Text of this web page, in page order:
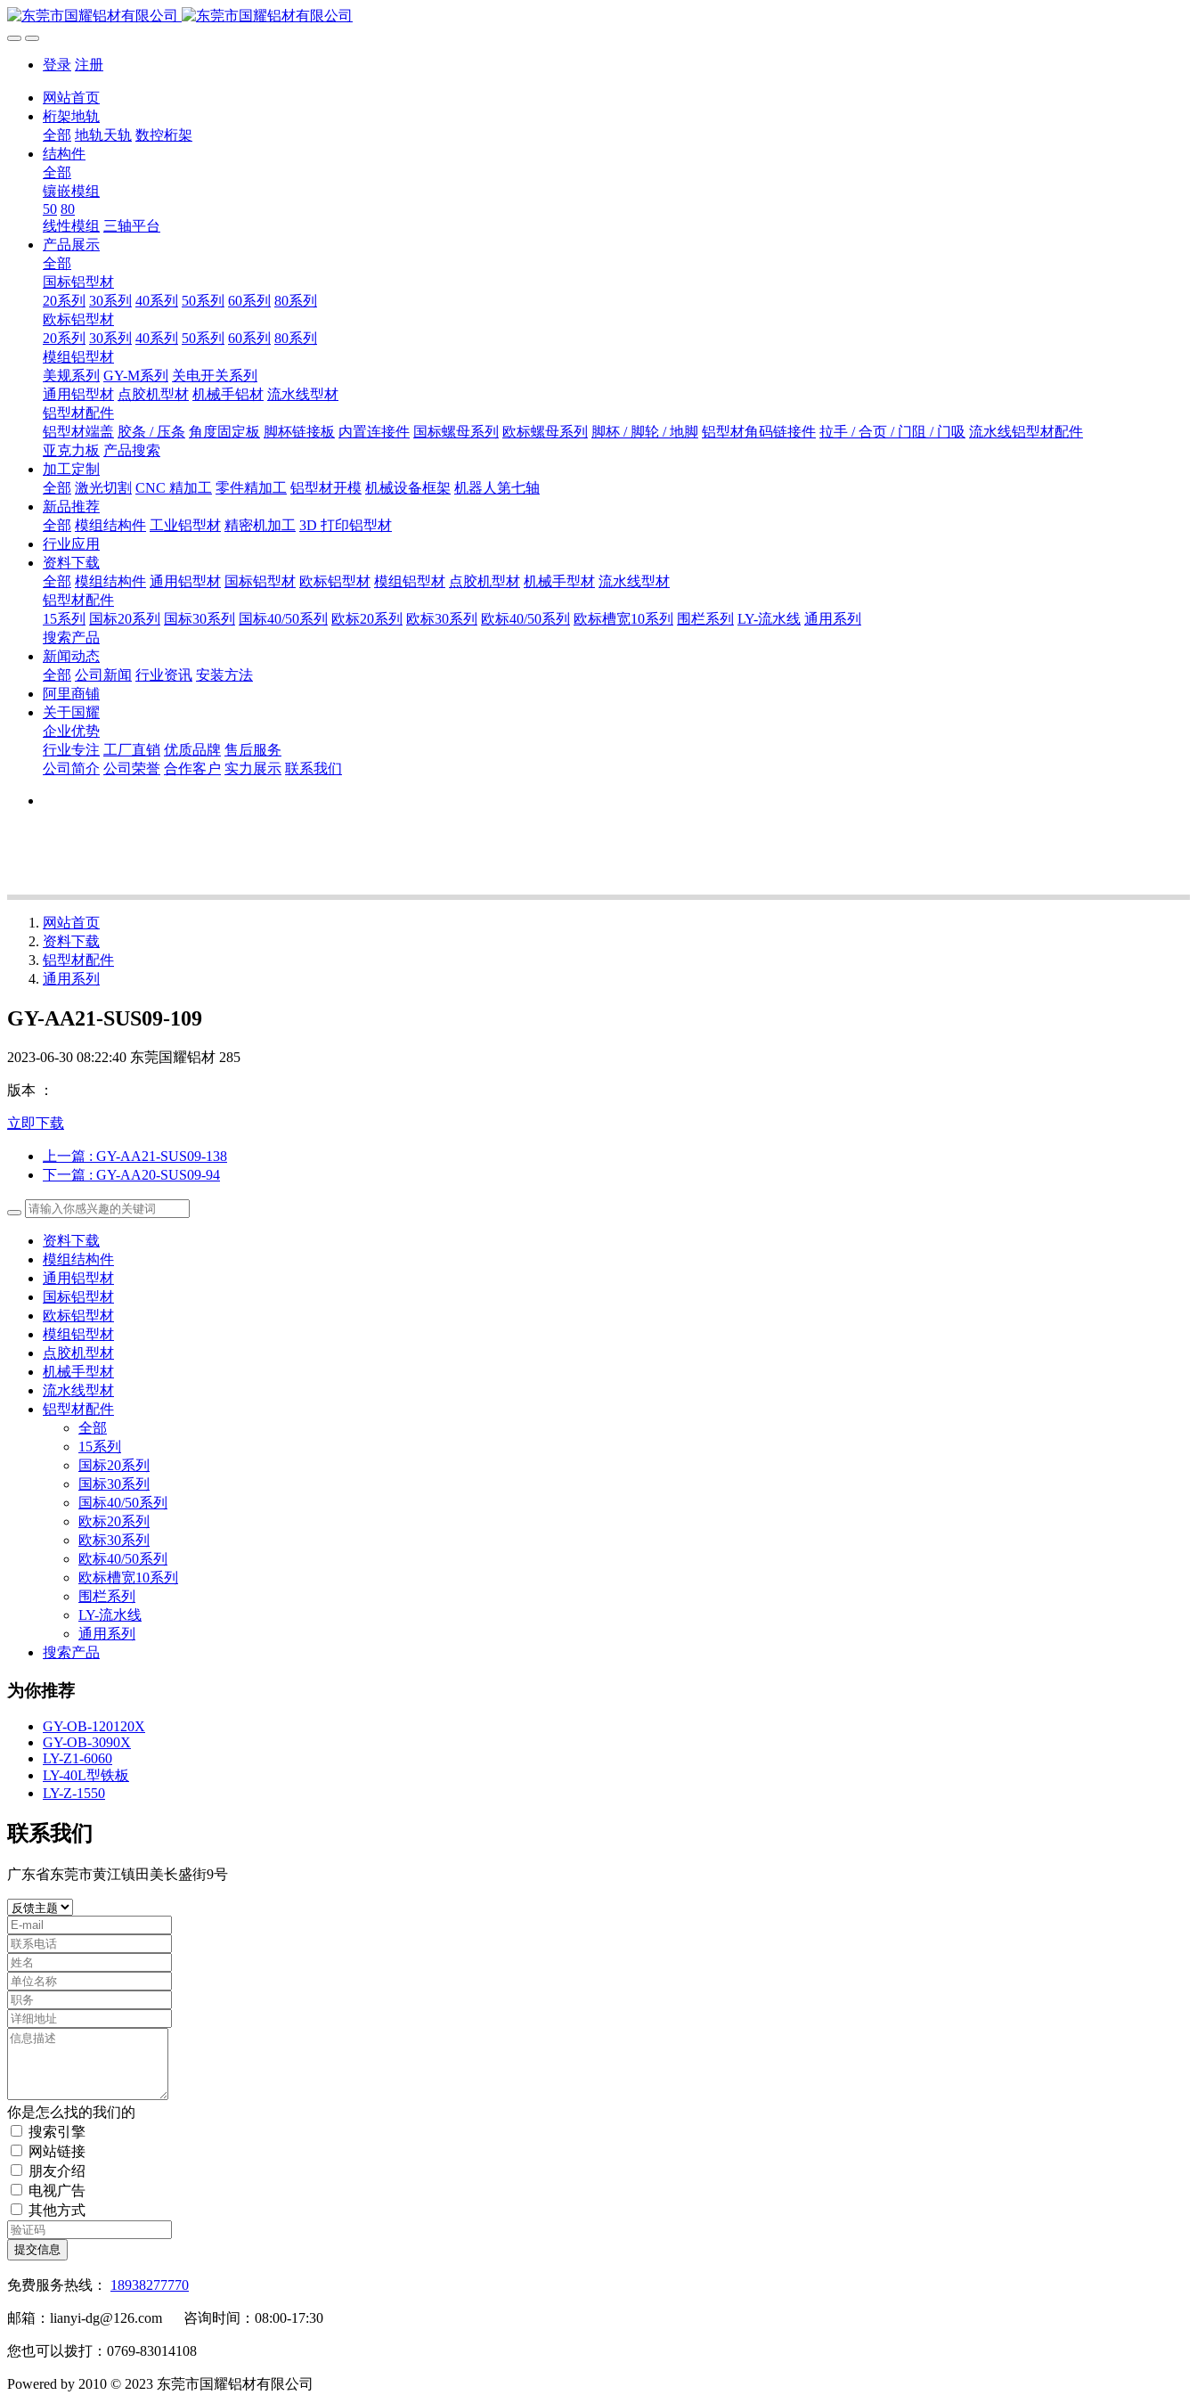
登录 注册
网站首页
桁架地轨
全部 地轨天轨 数控桁架
结构件
全部
镶嵌模组
50 80
线性模组 三轴平台
产品展示
全部
国标铝型材
20系列 30系列 40系列 50系列 60系列 80系列
欧标铝型材
20系列 30系列 40系列 50系列 60系列 80系列
模组铝型材
美规系列 GY-M系列 关电开关系列
通用铝型材 点胶机型材 机械手铝材 流水线型材
铝型材配件
铝型材端盖 胶条 / 压条 角度固定板 脚杯链接板 内置连接件 国标螺母系列 欧标螺母系列 脚杯 / 脚轮 / 地脚 铝型材角码链接件 拉手 / 合页 / 门阻 / 门吸 流水线铝型材配件
亚克力板 产品搜索
加工定制
全部 激光切割 CNC 精加工 零件精加工 铝型材开模 机械设备框架 机器人第七轴
新品推荐
全部 模组结构件 工业铝型材 精密机加工 3D 打印铝型材
行业应用
资料下载
全部 模组结构件 通用铝型材 国标铝型材 欧标铝型材 模组铝型材 点胶机型材 机械手型材 流水线型材
铝型材配件
15系列 国标20系列 国标30系列 国标40/50系列 欧标20系列 欧标30系列 欧标40/50系列 欧标槽宽10系列 围栏系列 LY-流水线 通用系列
搜索产品
新闻动态
全部 公司新闻 行业资讯 安装方法
阿里商铺
关于国耀
企业优势
行业专注 工厂直销 优质品牌 售后服务
公司简介 公司荣誉 合作客户 实力展示 联系我们
网站首页
资料下载
铝型材配件
通用系列
GY-AA21-SUS09-109
2023-06-30 08:22:40 东莞国耀铝材 285
版本 ：
立即下载
上一篇 : GY-AA21-SUS09-138
下一篇 : GY-AA20-SUS09-94
资料下载
模组结构件
通用铝型材
国标铝型材
欧标铝型材
模组铝型材
点胶机型材
机械手型材
流水线型材
铝型材配件
全部
15系列
国标20系列
国标30系列
国标40/50系列
欧标20系列
欧标30系列
欧标40/50系列
欧标槽宽10系列
围栏系列
LY-流水线
通用系列
搜索产品
为你推荐
GY-OB-120120X
GY-OB-3090X
LY-Z1-6060
LY-40L型铁板
LY-Z-1550
联系我们
广东省东莞市黄江镇田美长盛街9号
你是怎么找的我们的
搜索引擎
网站链接
朋友介绍
电视广告
其他方式
提交信息
免费服务热线： 18938277770
邮箱：lianyi-dg@126.com 咨询时间：08:00-17:30
您也可以拨打：0769-83014108
Powered by 2010 © 2023 东莞市国耀铝材有限公司